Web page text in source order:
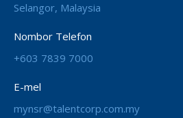
Selangor, Malaysia
Nombor Telefon
+603 7839 7000
E-mel
mynsr@talentcorp.com.my